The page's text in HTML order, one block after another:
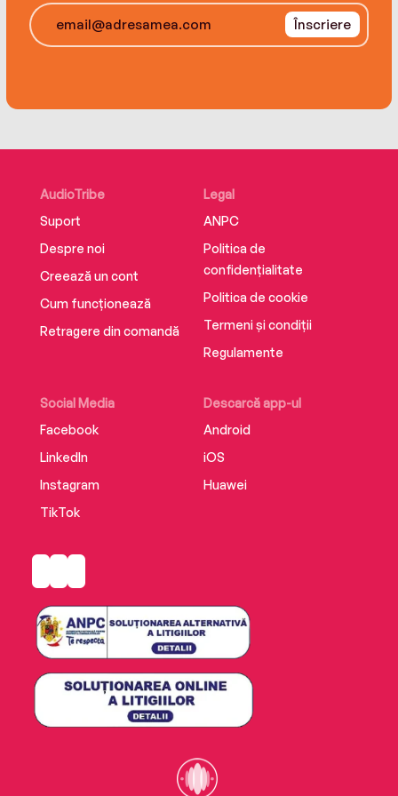
Înscriere
AudioTribe
Suport
Despre noi
Creează un cont
Cum funcționează
Retragere din comandă
Social Media
Facebook
LinkedIn
Instagram
TikTok
Descarcă app-ul
Android
iOS
Huawei
Legal
ANPC
Politica de
confidențialitate
Politica de cookie
Termeni și condiții
Regulamente